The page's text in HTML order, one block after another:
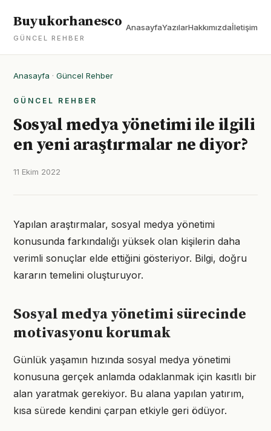
Buyukorhanesco
GÜNCEL REHBER
AnasayfaYazılarHakkımızdaİletişim
Anasayfa · Güncel Rehber
GÜNCEL REHBER
Sosyal medya yönetimi ile ilgili
en yeni araştırmalar ne diyor?
11 Ekim 2022
Yapılan araştırmalar, sosyal medya yönetimi
konusunda farkındalığı yüksek olan kişilerin daha
verimli sonuçlar elde ettiğini gösteriyor. Bilgi, doğru
kararın temelini oluşturuyor.
Sosyal medya yönetimi sürecinde
motivasyonu korumak
Günlük yaşamın hızında sosyal medya yönetimi
konusuna gerçek anlamda odaklanmak için kasıtlı bir
alan yaratmak gerekiyor. Bu alana yapılan yatırım,
kısa sürede kendini çarpan etkiyle geri ödüyor.